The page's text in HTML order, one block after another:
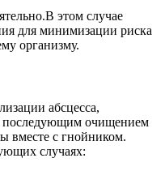
этом случае
для минимизации риска
организму.
абсцесса,
последующим очищением
вместе с гнойником.
случаях: